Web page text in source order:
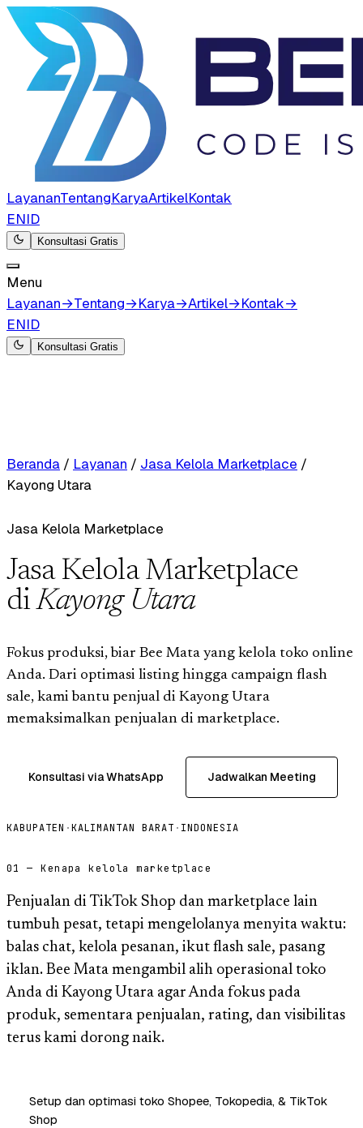
LayananTentangKaryaArtikelKontak
ENID
Konsultasi Gratis
Menu
Layanan→Tentang→Karya→Artikel→Kontak→
ENID
Konsultasi Gratis
Beranda / Layanan / Jasa Kelola Marketplace /
Kayong Utara
Jasa Kelola Marketplace
Jasa Kelola Marketplace
diKayong Utara
Fokus produksi, biar Bee Mata yang kelola toko online
Anda. Dari optimasi listing hingga campaign flash
sale, kami bantu penjual di Kayong Utara
memaksimalkan penjualan di marketplace.
Konsultasi via WhatsApp Jadwalkan Meeting
KABUPATEN ·KALIMANTAN BARAT · INDONESIA
01 — Kenapa kelola marketplace
Penjualan di TikTok Shop dan marketplace lain
tumbuh pesat, tetapi mengelolanya menyita waktu:
balas chat, kelola pesanan, ikut flash sale, pasang
iklan. Bee Mata mengambil alih operasional toko
Anda di Kayong Utara agar Anda fokus pada
produk, sementara penjualan, rating, dan visibilitas
terus kami dorong naik.
Setup dan optimasi toko Shopee, Tokopedia, & TikTok
Shop